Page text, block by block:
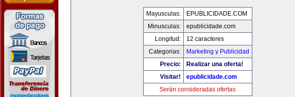
Mayusculas:
EPUBLICIDADE.COM
Minusculas:
epublicidade.com
Longitud:
12 caracteres
Categorias:
Marketing y Publicidad
Precio:
Realizar una oferta!
Visitar!
epublicidade.com
Serán consideradas ofertas